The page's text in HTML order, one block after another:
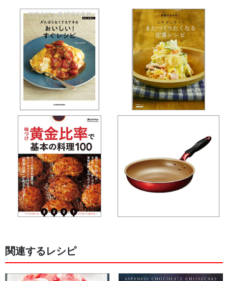
関連するレシピ